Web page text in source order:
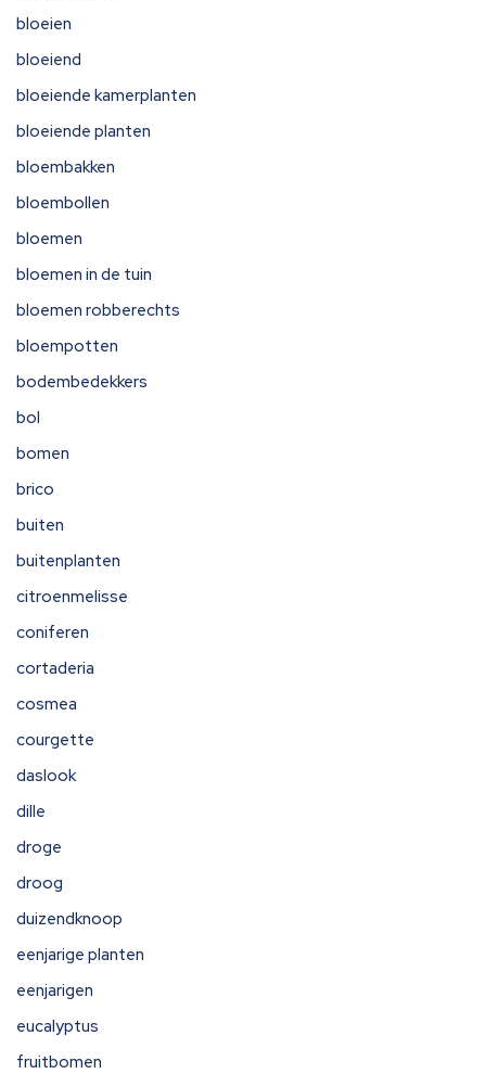
bloeien
bloeiend
bloeiende kamerplanten
bloeiende planten
bloembakken
bloembollen
bloemen
bloemen in de tuin
bloemen robberechts
bloempotten
bodembedekkers
bol
bomen
brico
buiten
buitenplanten
citroenmelisse
coniferen
cortaderia
cosmea
courgette
daslook
dille
droge
droog
duizendknoop
eenjarige planten
eenjarigen
eucalyptus
fruitbomen